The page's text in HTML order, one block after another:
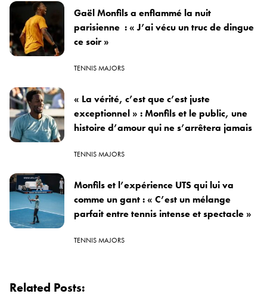
Gaël Monfils a enflammé la nuit
parisienne : « J’ai vécu un truc de dingue
ce soir »
TENNIS MAJORS
« La vérité, c’est que c’est juste
exceptionnel » : Monfils et le public, une
histoire d’amour qui ne s’arrêtera jamais
TENNIS MAJORS
Monfils et l’expérience UTS qui lui va
comme un gant : « C’est un mélange
parfait entre tennis intense et spectacle »
TENNIS MAJORS
Related Posts: